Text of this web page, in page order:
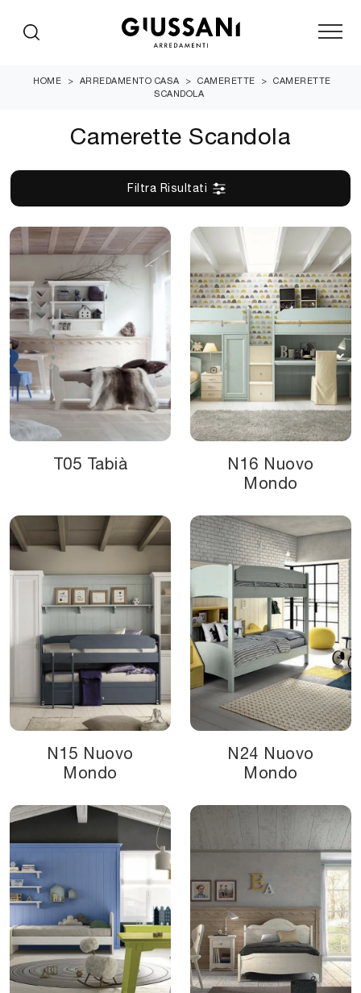
HOME > ARREDAMENTO CASA > CAMERETTE >
CAMERETTE
SCANDOLA
Camerette Scandola
Filtra Risultati
T05 Tabià
N16 Nuovo
Mondo
N15 Nuovo
Mondo
N24 Nuovo
Mondo